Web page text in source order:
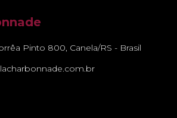
Pinto 800, Canela/RS - Brasil